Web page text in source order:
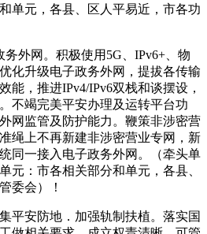
单元，各县、区人平易近，市各功
外网。积极使用5G、IPv6+、物
化升级电子政务外网，提拔各传输
能，推进IPv4/IPv6双栈和谈摆设，
不竭完美平安办理及运转平台功
网监管及防护能力。鞭策非涉密营
绳上不再新建非涉密营业专网，新
同一接入电子政务外网。（牵头单
元：市各相关部分和单元，各县、
委会）！
安防地．加强轨制扶植。落实国